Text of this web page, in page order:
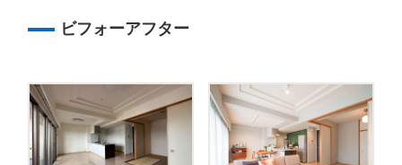
ビフォーアフター